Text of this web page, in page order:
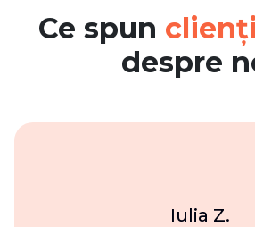
Ce spun
despre
Iulia Z.